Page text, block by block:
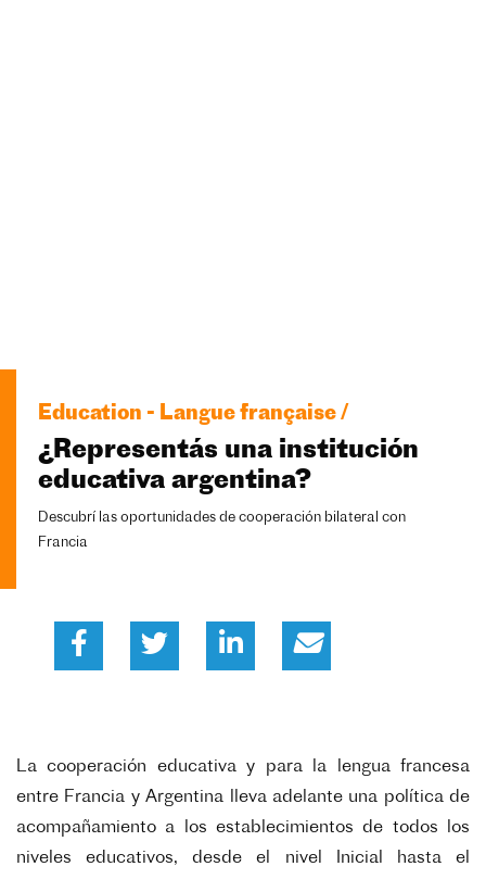
Education - Langue française /
¿Representás una institución
educativa argentina?
Descubrí las oportunidades de cooperación bilateral con
Francia
La cooperación educativa y para la lengua francesa
entre Francia y Argentina lleva adelante una política de
acompañamiento a los establecimientos de todos los
niveles educativos, desde el nivel Inicial hasta el